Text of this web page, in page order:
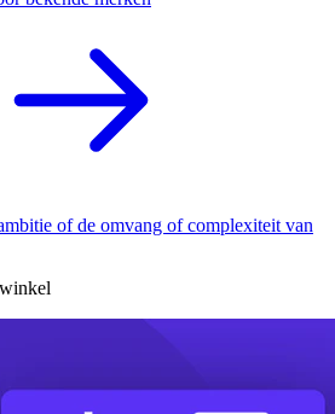
of de omvang of complexiteit van